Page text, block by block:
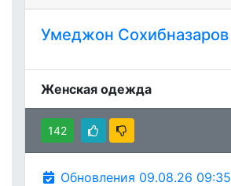
Умеджон Сохибназаров
Женская одежда
142
Обновления 09.08.26 09:35